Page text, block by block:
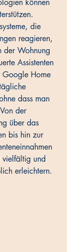
können
die
reagieren,
der Wohnung
Assistenten
Home
dass man
der
über das
bis hin zur
und
erleichtern.